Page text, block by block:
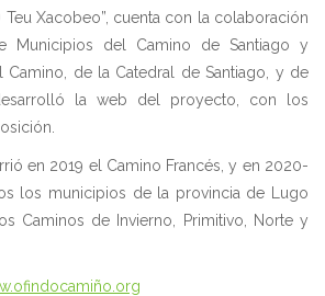
Teu Xacobeo”, cuenta con la colaboración
Municipios del Camino de Santiago y
Camino, de la Catedral de Santiago, y de
la web del proyecto, con los
en 2019 el Camino Francés, y en 2020-
los municipios de la provincia de Lugo
Caminos de Invierno, Primitivo, Norte y